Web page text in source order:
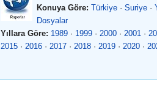
Konuya Göre: Türkiye· Suriye·
Dosyalar
Yıllara Göre: 1989 · 1999 · 2000 · 2001 ·
2015 · 2016 · 2017 · 2018 · 2019 · 2020 ·